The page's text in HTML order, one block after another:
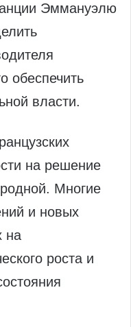
Эммануэлю
обеспечить
власти.​‍
на решение
Многие
и новых
на
роста и